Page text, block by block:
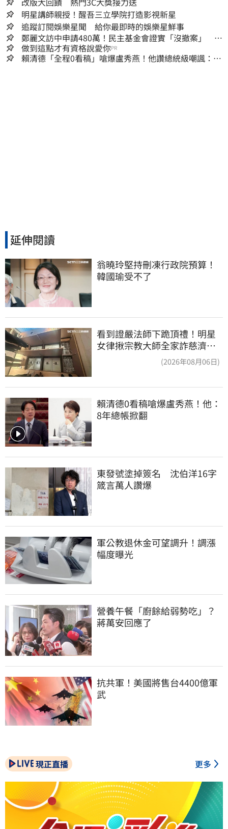
明星講師親授！醒吾三立學院打造影視新星
追蹤訂閱娛樂星聞 給你最即時的娛樂星鮮事
鄭麗文訪中申請480萬！民主基金會證實「沒撤案」 預
算被砍960萬
做到這點才有資格說愛你PR
賴清德「全程0看稿」嗆爆盧秀燕！他讚總統級嘲諷：把
延伸閱讀
翁曉玲堅持刪凍行政院預算！
韓國瑜受不了
看到證嚴法師下跪頂禮！明星
女律揪宗教大師全家詐慈濟…
(2026年08月06日)
賴清德0看稿嗆爆盧秀燕！他：
8年總帳掀翻
東發號塗掉簽名　沈伯洋16字
箴言萬人讚爆
軍公教退休金可望調升！調漲
幅度曝光
營養午餐「廚餘給弱勢吃」？
蔣萬安回應了
抗共軍！美國將售台4400億軍
武
現正直播 更多